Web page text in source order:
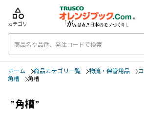
category
カテゴリ
ホーム 商品カテゴリ一覧 物流・保管用品
角槽
角槽
”角槽”